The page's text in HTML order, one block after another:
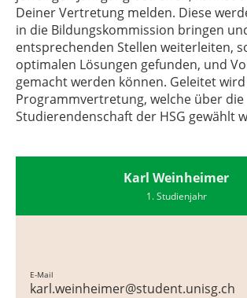
Deiner Vertretung melden. Diese
in die Bildungskommission bringen
entsprechenden Stellen weiterleiten,
optimalen Lösungen gefunden, und
gemacht werden können. Geleitet
Programmvertretung, welche über die
Studierendenschaft der HSG gewählt
Karl Weinheimer
1. Studienjahr
E-Mail
karl.weinheimer@student.unisg.ch